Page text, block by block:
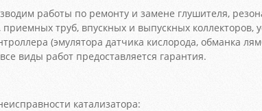
работы по ремонту и замене глушителя,
приемных труб, впускных и выпускных коллекторов,
(эмулятора датчика кислорода, обманка
виды работ предоставляется гарантия.
катализатора: